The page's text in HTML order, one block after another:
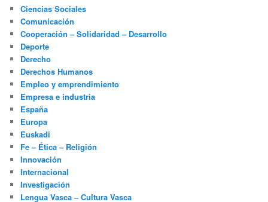
Ciencias Sociales
Comunicación
Cooperación – Solidaridad – Desarrollo
Deporte
Derecho
Derechos Humanos
Empleo y emprendimiento
Empresa e industria
España
Europa
Euskadi
Fe – Ética – Religión
Innovación
Internacional
Investigación
Lengua Vasca – Cultura Vasca